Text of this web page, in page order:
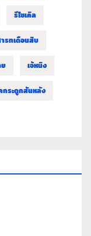
รีไซเคิล
รทเดือนสิบ
ย เจ้หนิง
กระดูกสันหลัง